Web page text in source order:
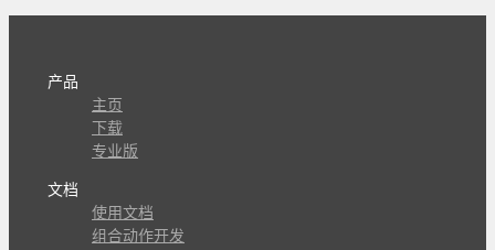
产品
主页
下载
专业版
文档
使用文档
组合动作开发